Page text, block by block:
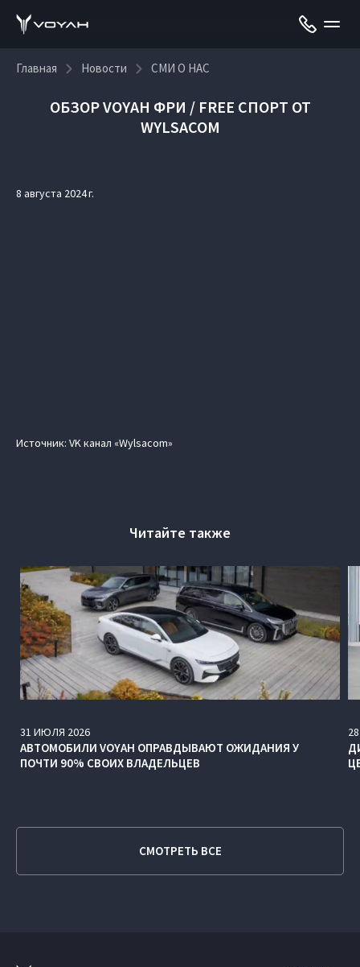
Главная Новости СМИ О НАС
ОБЗОР VOYAH ФРИ / FREE СПОРТ ОТ
WYLSACOM
8 августа 2024 г.
Источник: VK канал «Wylsacom»
Читайте также
31 ИЮЛЯ 2026
АВТОМОБИЛИ VOYAH ОПРАВДЫВАЮТ ОЖИДАНИЯ У
ПОЧТИ 90% СВОИХ ВЛАДЕЛЬЦЕВ
28
СМОТРЕТЬ ВСЕ